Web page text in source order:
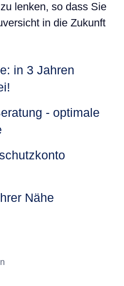
lenken, so dass Sie
in die Zukunft
in 3 Jahren
- optimale
Nähe